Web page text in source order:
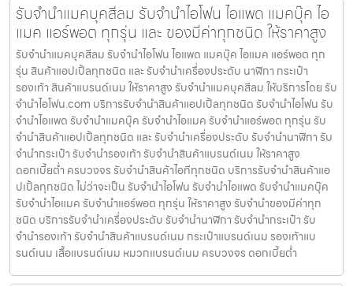
รับจำนำแมคบุคสีลม รับจำนำไอโฟน ไอแพด แมคบุ๊ค ไอ
แมค แอร์พอต ทุกรุ่น และ ของมีค่าทุกชนิด ให้ราคาสูง
รับจำนำแมคบุคสีลม รับจำนำไอโฟน ไอแพด แมคบุ๊ค ไอแมค แอร์พอต ทุก
รุ่น สินค้าแอปเปิ้ลทุกชนิด และ รับจำนำเครื่องประดับ นาฬิกา กระเป๋า
รองเท้า สินค้าแบรนด์เนม ให้ราคาสูง รับจำนำแมคบุคสีลม ให้บริการโดย รับ
จํานําไอโฟน.com บริการรับจำนำสินค้าแอปเปิ้ลทุกชนิด รับจำนำไอโฟน รับ
จำนำไอแพด รับจำนำแมคบุ๊ค รับจำนำไอแมค รับจำนำแอร์พอต ทุกรุ่น รับ
จำนำสินค้าแอปเปิ้ลทุกชนิด และ รับจำนำเครื่องประดับ รับจำนำนาฬิกา รับ
จำนำกระเป๋า รับจำนำรองเท้า รับจำนำสินค้าแบรนด์เนม ให้ราคาสูง
ดอกเบี้ยต่ำ ครบวงจร รับจำนำสินค้าไอทีทุกชนิด บริการรับจำนำสินค้าแอ
ปเปิ้ลทุกชนิด ไม่ว่าจะเป็น รับจำนำไอโฟน รับจำนำไอแพด รับจำนำแมคบุ๊ค
รับจำนำไอแมค รับจำนำแอร์พอต ทุกรุ่น ให้ราคาสูง รับจำนำของมีค่าทุก
ชนิด บริการรับจำนำเครื่องประดับ รับจำนำนาฬิกา รับจำนำกระเป๋า รับ
จำนำรองเท้า รับจำนำสินค้าแบรนด์เนม กระเป๋าแบรนด์เนม รองเท้าแบ
รนด์เนม เสื้อแบรนด์เนม หมวกแบรนด์เนม ครบวงจร ดอกเบี้ยต่ำ